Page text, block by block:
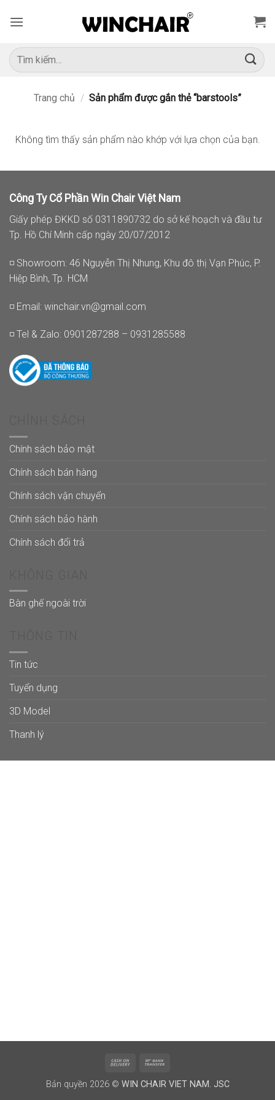
qua
dung
Tìm
kiếm:
Trang chủ / Sản phẩm được gắn thẻ “barstools”
Không tìm thấy sản phẩm nào khớp với lựa chọn của bạn.
Công Ty Cổ Phần Win Chair Việt Nam
Giấy phép ĐKKD số 0311890732 do sở kế hoạch và đầu tư
Tp. Hồ Chí Minh cấp ngày 20/07/2012
◽ Showroom: 46 Nguyễn Thị Nhung, Khu đô thị Vạn Phúc, P.
Hiệp Bình, Tp. HCM
◽ Email: winchair.vn@gmail.com
◽ Tel & Zalo: 0901287288 – 0931285588
Chính sách bảo mật
Chính sách bán hàng
Chính sách vận chuyển
Chính sách bảo hành
Chính sách đổi trả
Bàn ghế ngoài trời
Tin tức
Tuyển dụng
3D Model
Thanh lý
Cash
Delivery
Bản quyền 2026 © WIN CHAIR VIET NAM. JSC